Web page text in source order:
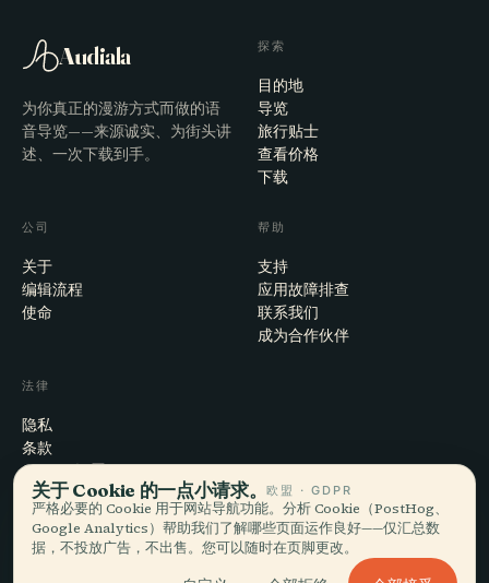
Audiala
为你真正的漫游方式而做的语
音导览——来源诚实、为街头讲
述、一次下载到手。
探索
目的地
导览
旅行贴士
查看价格
下载
公司
关于
编辑流程
使命
帮助
支持
应用故障排查
联系我们
成为合作伙伴
法律
隐私
条款
Cookie 设置
注销账户
关于 Cookie 的一点小请求。欧盟 · GDPR
严格必要的 Cookie 用于网站导航功能。分析 Cookie（PostHog、
Google Analytics）帮助我们了解哪些页面运作良好——仅汇总数
据，不投放广告，不出售。您可以随时在页脚更改。